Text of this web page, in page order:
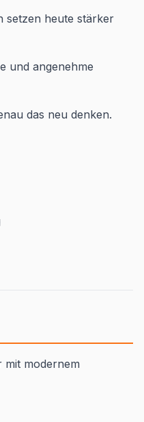
setzen heute stärker
und angenehme
das neu denken.
modernem